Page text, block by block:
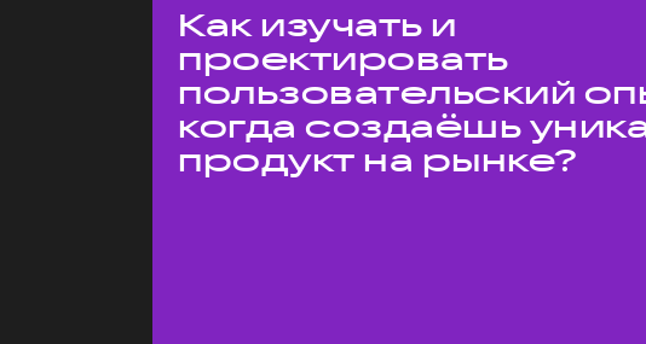
Как изучать и
проектировать
пользовательский
когда создаёшь
продукт на рынке?